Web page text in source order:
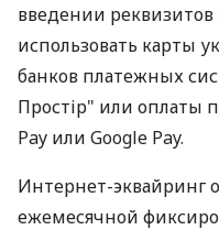
введении
использовать карты
банков платежных
Простір" или оплаты
Pay или Google Pay.
Интернет-эквайринг
ежемесячной